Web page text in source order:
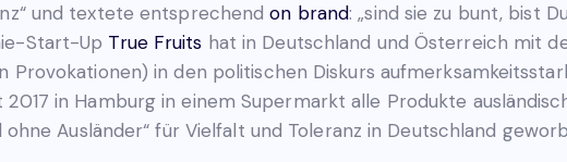
und textete entsprechendon brand: „sind sie zu bunt, bist
Start-Up True Fruits hat in Deutschland und Österreich mit
Provokationen) in den politischen Diskurs
2017 in Hamburg in einem Supermarkt alle Produkte
ohne Ausländer“ für Vielfalt und Toleranz in Deutschland